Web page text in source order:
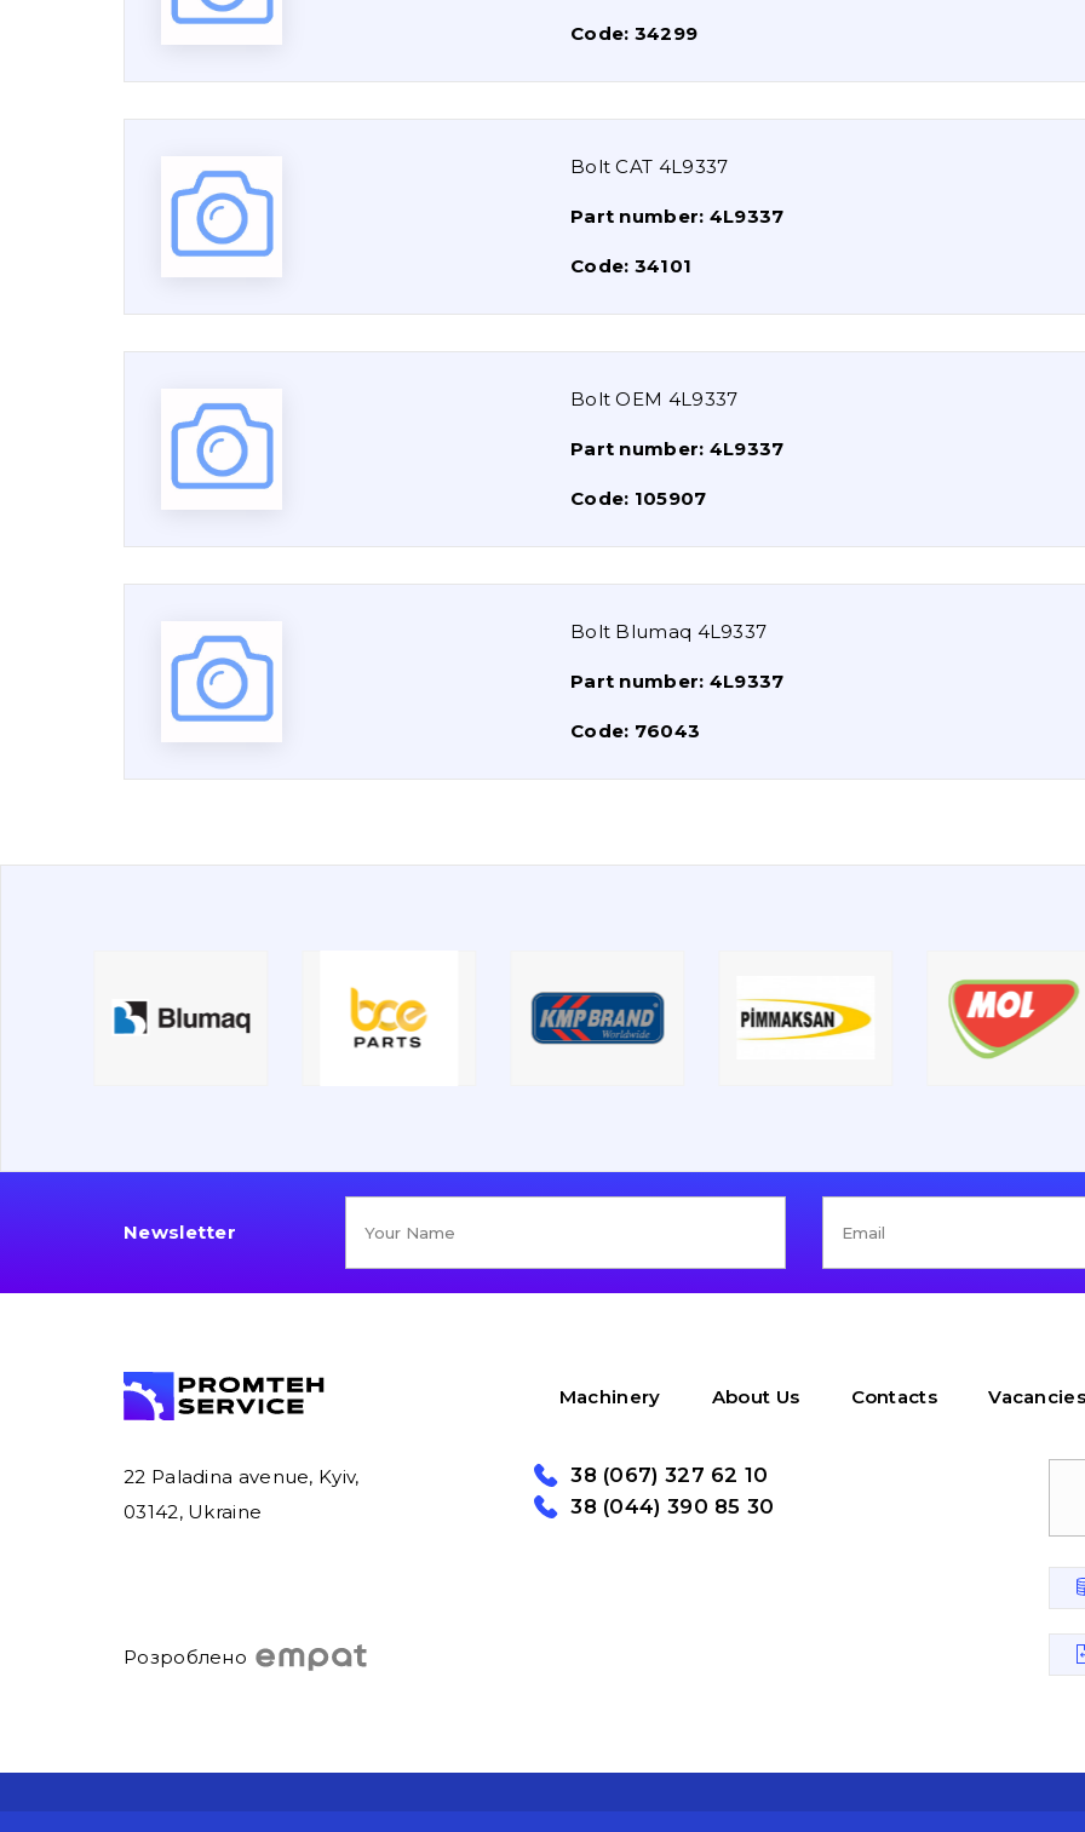
Code: 34299
Bolt CAT 4L9337
Part number: 4L9337
Code: 34101
Bolt OEM 4L9337
Part number: 4L9337
Code: 105907
Bolt Blumaq 4L9337
Part number: 4L9337
Code: 76043
Newsletter
Machinery About Us Contacts Vacancies
22 Paladina avenue, Kyiv,
03142, Ukraine
Розроблено
38 (067) 327 62 10
38 (044) 390 85 30